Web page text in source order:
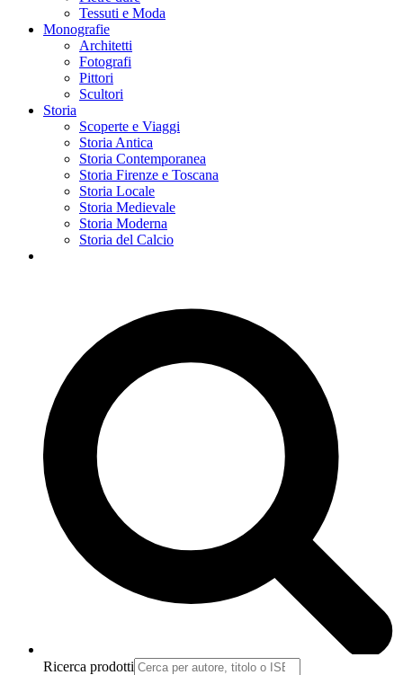
Tessuti e Moda
Monografie
Architetti
Fotografi
Pittori
Scultori
Storia
Scoperte e Viaggi
Storia Antica
Storia Contemporanea
Storia Firenze e Toscana
Storia Locale
Storia Medievale
Storia Moderna
Storia del Calcio
Ricerca prodotti